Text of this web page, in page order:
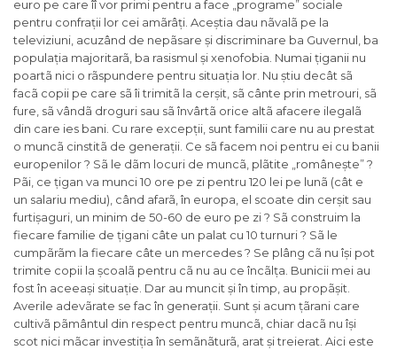
euro pe care îî vor primi pentru a face „programe” sociale
pentru confrații lor cei amãrâți. Aceștia dau nãvalã pe la
televiziuni, acuzând de nepãsare și discriminare ba Guvernul, ba
populația majoritarã, ba rasismul și xenofobia. Numai țiganii nu
poartã nici o rãspundere pentru situația lor. Nu știu decât sã
facã copii pe care sã îi trimitã la cerșit, sã cânte prin metrouri, sã
fure, sã vândã droguri sau sã învârtã orice altã afacere ilegalã
din care ies bani. Cu rare excepții, sunt familii care nu au prestat
o muncã cinstitã de generații. Ce sã facem noi pentru ei cu banii
europenilor ? Sã le dãm locuri de muncã, plãtite „românește” ?
Pãi, ce țigan va munci 10 ore pe zi pentru 120 lei pe lunã (cât e
un salariu mediu), când afarã, în europa, el scoate din cerșit sau
furtișaguri, un minim de 50-60 de euro pe zi ? Sã construim la
fiecare familie de țigani câte un palat cu 10 turnuri ? Sã le
cumpãrãm la fiecare câte un mercedes ? Se plâng cã nu își pot
trimite copii la școalã pentru cã nu au ce încãlța. Bunicii mei au
fost în aceeași situație. Dar au muncit și în timp, au propãșit.
Averile adevãrate se fac în generații. Sunt și acum țãrani care
cultivã pãmântul din respect pentru muncã, chiar dacã nu își
scot nici mãcar investiția în semãnãturã, arat și treierat. Aici este